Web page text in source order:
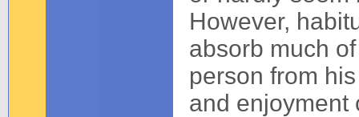
However,
absorb much
person from
and enjoyment